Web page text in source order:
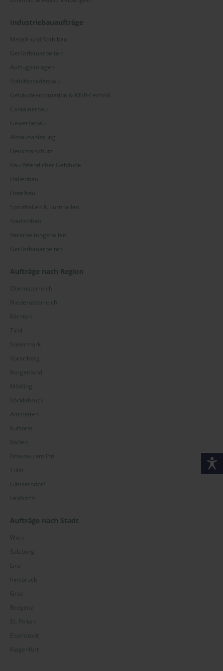
Industriebauaufträge
Metall- und Stahlbau
Gerüstbauarbeiten
Aufzugsanlagen
Stahlfassadenbau
Gebäudeautomation & MSR-Technik
Containerbau
Gewerbebau
Altbausanierung
Denkmalschutz
Bau öffentlicher Gebäude
Hallenbau
Hotelbau
Sporthallen & Turnhallen
Stadionbau
Verarbeitungshallen
Gerüstbauarbeiten
Aufträge nach Region
Oberösterreich
Niederösterreich
Kärnten
Tirol
Steiermark
Vorarlberg
Burgenland
Mödling
Vöcklabruck
Amstetten
Kufstein
Baden
Braunau am Inn
Tulln
Gänserndorf
Feldkirch
Aufträge nach Stadt
Wien
Salzburg
Linz
Innsbruck
Graz
Bregenz
St. Pölten
Eisenstadt
Klagenfurt